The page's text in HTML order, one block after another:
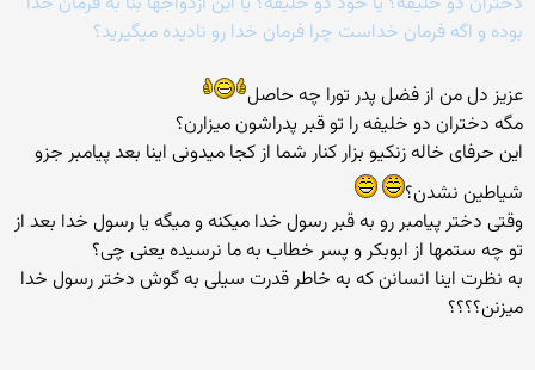
بوده و اگه فرمان خداست چرا فرمان خدا رو نادیده میگیرید؟
عزیز دل من از فضل پدر تورا چه حاصل
مگه دختران دو خلیفه را تو قبر پدراشون میزارن؟
این حرفای خاله زنکیو بزار کنار شما از کجا میدونی اینا بعد پیامبر جزو
شیاطین نشدن؟
وقتی دختر پیامبر رو به قبر رسول خدا میکنه و میگه یا رسول خدا بعد از
تو چه ستمها از ابوبکر و پسر خطاب به ما نرسیده یعنی چی؟
به نظرت اینا انسانن که به خاطر قدرت سیلی به گوش دختر رسول خدا
میزنن؟؟؟؟